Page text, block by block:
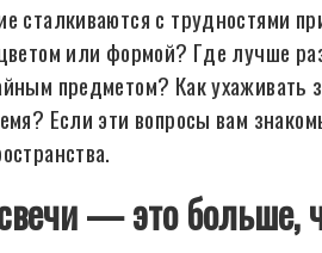
сталкиваются с трудностями
или формой? Где лучше
предметом? Как ухаживать
Если эти вопросы вам
— это больше,